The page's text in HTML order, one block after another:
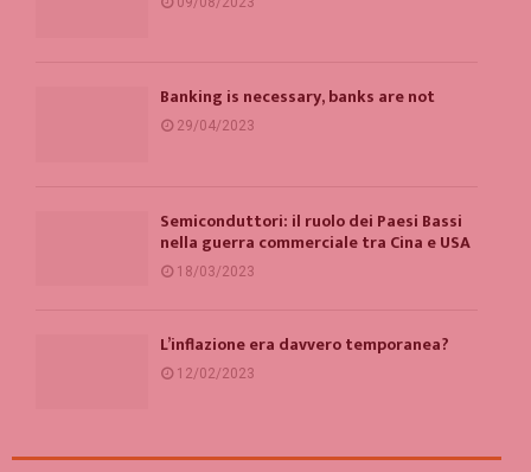
Banking is necessary, banks are not
29/04/2023
Semiconduttori: il ruolo dei Paesi Bassi
nella guerra commerciale tra Cina e USA
18/03/2023
L’inflazione era davvero temporanea?
12/02/2023